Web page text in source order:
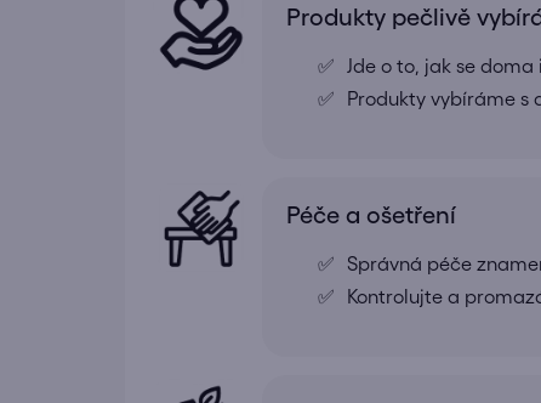
Produkty pečlivě
Jde o to, jak se
Produkty vybíráme s
Péče a ošetření
Správná péče
Kontrolujte a